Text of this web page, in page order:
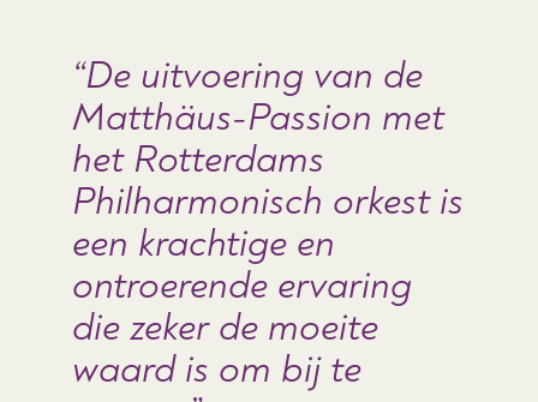
De uitvoering van de
Matthäus-Passion met
het Rotterdams
Philharmonisch orkest is
een krachtige en
ontroerende ervaring
die zeker de moeite
waard is om bij te